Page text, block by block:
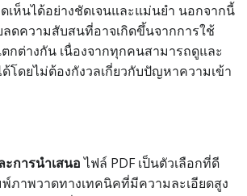
เห็นได้อย่างชัดเจนและแม่นยำ นอกจากนี้
ลดความสับสนที่อาจเกิดขึ้นจากการใช้
กต่างกัน เนื่องจากทุกคนสามารถดูและ
โดยไม่ต้องกังวลเกี่ยวกับปัญหาความเข้า
การนำเสนอไฟล์ PDF เป็นตัวเลือกที่ดี
ภาพวาดทางเทคนิคที่มีความละเอียดสูง